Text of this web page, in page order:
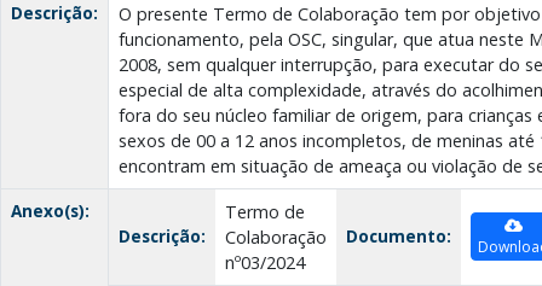
Descrição:
O presente Termo de Colaboração tem por
funcionamento, pela OSC, singular, que atua neste
2008, sem qualquer interrupção, para executar do
especial de alta complexidade, através do
fora do seu núcleo familiar de origem, para
sexos de 00 a 12 anos incompletos, de meninas
encontram em situação de ameaça ou violação de
Anexo(s):
Descrição:
Termo de
Colaboração
nº03/2024
Documento: